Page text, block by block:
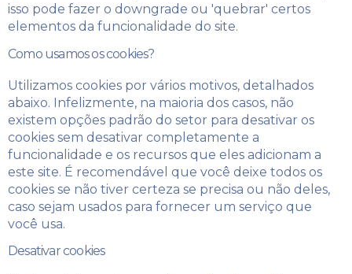
isso pode fazer o downgrade ou 'quebrar' certos
elementos da funcionalidade do site.
Como usamos os cookies?
Utilizamos cookies por vários motivos, detalhados
abaixo. Infelizmente, na maioria dos casos, não
existem opções padrão do setor para desativar os
cookies sem desativar completamente a
funcionalidade e os recursos que eles adicionam a
este site. É recomendável que você deixe todos os
cookies se não tiver certeza se precisa ou não deles,
caso sejam usados ​​para fornecer um serviço que
você usa.
Desativar cookies